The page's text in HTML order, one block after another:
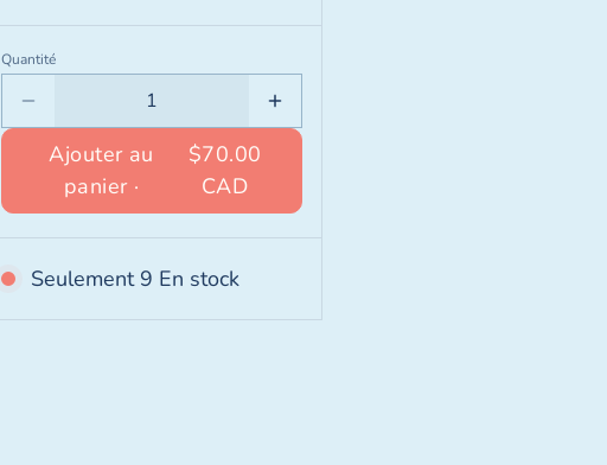
Quantité
Ajouter au
panier ·
$70.00
CAD
Seulement 9 En stock